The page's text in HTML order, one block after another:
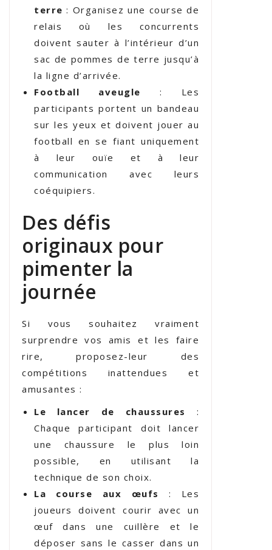
terre : Organisez une course de
relais où les concurrents
doivent sauter à l’intérieur d’un
sac de pommes de terre jusqu’à
la ligne d’arrivée.
Football aveugle : Les
participants portent un bandeau
sur les yeux et doivent jouer au
football en se fiant uniquement
à leur ouïe et à leur
communication avec leurs
coéquipiers.
Des défis
originaux pour
pimenter la
journée
Si vous souhaitez vraiment
surprendre vos amis et les faire
rire, proposez-leur des
compétitions inattendues et
amusantes :
Le lancer de chaussures
:
Chaque participant doit lancer
une chaussure le plus loin
possible, en utilisant la
technique de son choix.
La course aux œufs
: Les
joueurs doivent courir avec un
œuf dans une cuillère et le
déposer sans le casser dans un